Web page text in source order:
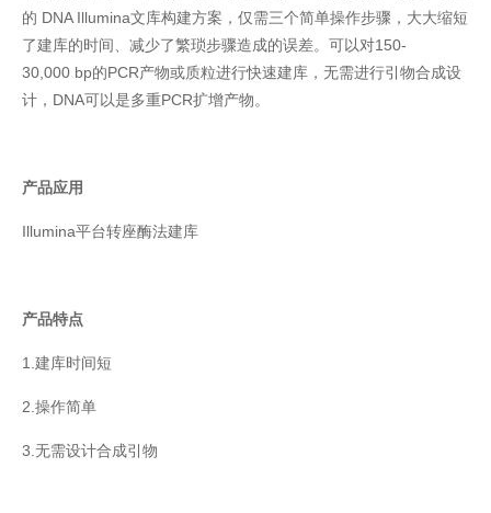
的 DNA Illumina文库构建方案，仅需三个简单操作步骤，大大缩短
了建库的时间、减少了繁琐步骤造成的误差。可以对150-
30,000 bp的PCR产物或质粒进行快速建库，无需进行引物合成设
计，DNA可以是多重PCR扩增产物。
产品应用
Illumina平台转座酶法建库
产品特点
1.建库时间短
2.操作简单
3.无需设计合成引物